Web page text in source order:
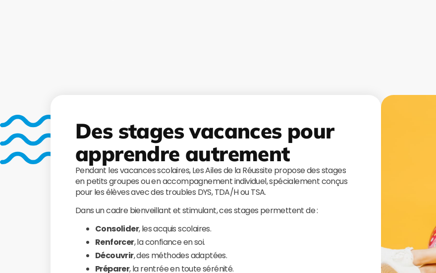
Des stages vacances pour
apprendre autrement
Pendant les vacances scolaires, Les Ailes de la Réussite propose des stages
en petits groupes ou en accompagnement individuel, spécialement conçus
pour les élèves avec des troubles DYS, TDA/H ou TSA.
Dans un cadre bienveillant et stimulant, ces stages permettent de :
Consolider, les acquis scolaires.
Renforcer, la confiance en soi.
Découvrir, des méthodes adaptées.
Préparer, la rentrée en toute sérénité.